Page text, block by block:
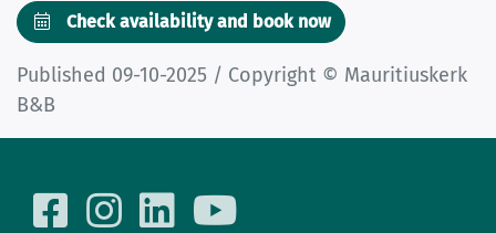
Check availability and book now
Published 09-10-2025 / Copyright © Mauritiuskerk
B&B